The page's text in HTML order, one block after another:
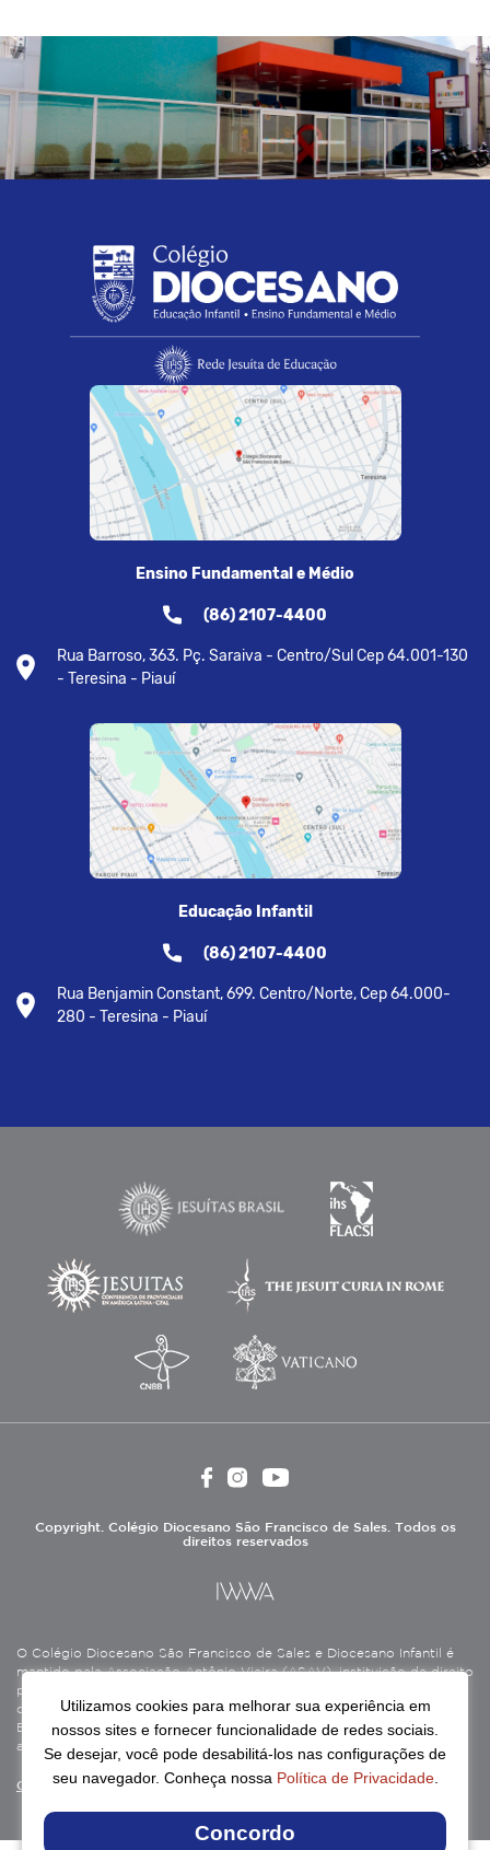
Ensino Fundamental e Médio
(86) 2107-4400
Rua Barroso, 363. Pç. Saraiva - Centro/Sul Cep 64.001-130
- Teresina - Piauí
Educação Infantil
(86) 2107-4400
Rua Benjamin Constant, 699. Centro/Norte, Cep 64.000-
280 - Teresina - Piauí
Copyright. Colégio Diocesano São Francisco de Sales. Todos os
direitos reservados
O Colégio Diocesano São Francisco de Sales e Diocesano Infantil é
mantido pela Associação Antônio Vieira (ASAV), instituição de direito
privado sem fins lucrativos, filantrópica, de natureza educativa,
cultural, assistencial e beneficente, certificada como Entidade
Beneficente de Assistência Social (CEBAS), nas áreas de educação e
assistência social.
Continue lendo
Utilizamos cookies para melhorar sua experiência em
nossos sites e fornecer funcionalidade de redes sociais.
Se desejar, você pode desabilitá-los nas configurações de
seu navegador. Conheça nossa Política de Privacidade.
Concordo